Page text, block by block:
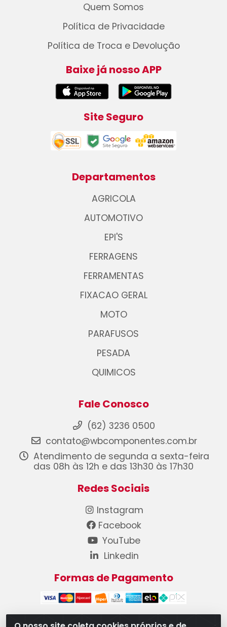
Quem Somos
Política de Privacidade
Política de Troca e Devolução
Baixe já nosso APP
Site Seguro
Departamentos
AGRICOLA
AUTOMOTIVO
EPI'S
FERRAGENS
FERRAMENTAS
FIXACAO GERAL
MOTO
PARAFUSOS
PESADA
QUIMICOS
Fale Conosco
(62) 3236 0500
contato@wbcomponentes.com.br
Atendimento de segunda a sexta-feira
das 08h às 12h e das 13h30 às 17h30
Redes Sociais
Instagram
Facebook
YouTube
Linkedin
Formas de Pagamento